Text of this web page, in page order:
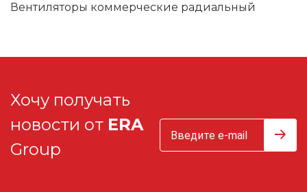
Вентиляторы коммерческие радиальный
Хочу получать
новости от ERA
Group